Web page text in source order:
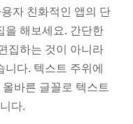
자 친화적인 앱의 단
을 해보세요. 간단한
집하는 것이 아니라
다. 텍스트 주위에
바른 글꼴로 텍스트
다.